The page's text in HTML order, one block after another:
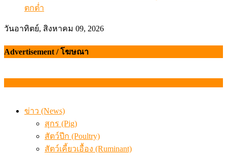
ตกต่ำ
วันอาทิตย์, สิงหาคม 09, 2026
Advertisement / โฆษณา
ข่าว (News)
สุกร (Pig)
สัตว์ปีก (Poultry)
สัตว์เคี้ยวเอื้อง (Ruminant)